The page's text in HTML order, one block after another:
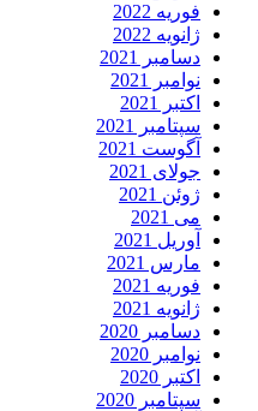
فوریه 2022
ژانویه 2022
دسامبر 2021
نوامبر 2021
اکتبر 2021
سپتامبر 2021
آگوست 2021
جولای 2021
ژوئن 2021
می 2021
آوریل 2021
مارس 2021
فوریه 2021
ژانویه 2021
دسامبر 2020
نوامبر 2020
اکتبر 2020
سپتامبر 2020